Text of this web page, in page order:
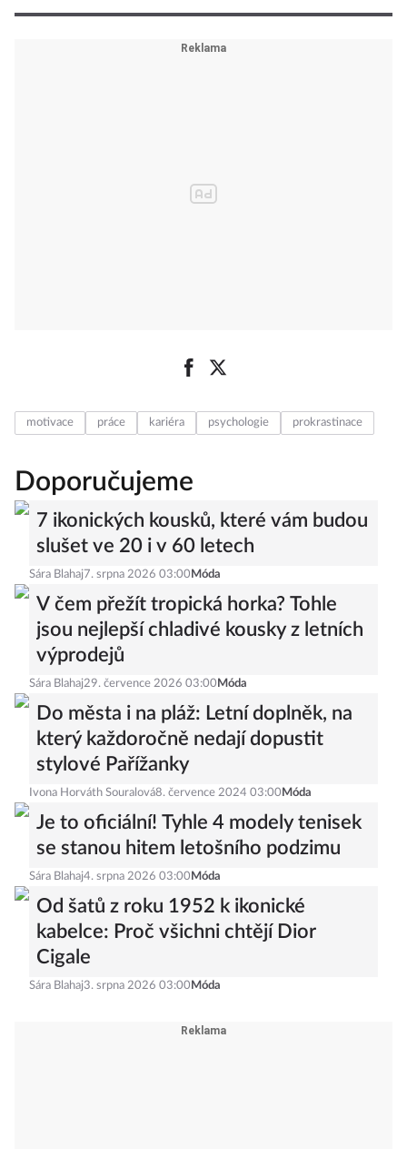
motivace práce kariéra psychologie prokrastinace
Doporučujeme
7 ikonických kousků, které vám budou
slušet ve 20 i v 60 letech
Sára Blahaj7. srpna 2026 03:00 Móda
V čem přežít tropická horka? Tohle
jsou nejlepší chladivé kousky z letních
výprodejů
Sára Blahaj29. července 2026 03:00 Móda
Do města i na pláž: Letní doplněk, na
který každoročně nedají dopustit
stylové Pařížanky
Ivona Horváth Souralová8. července 2024 03:00 Móda
Je to oficiální! Tyhle 4 modely tenisek
se stanou hitem letošního podzimu
Sára Blahaj4. srpna 2026 03:00 Móda
Od šatů z roku 1952 k ikonické
kabelce: Proč všichni chtějí Dior
Cigale
Sára Blahaj3. srpna 2026 03:00 Móda